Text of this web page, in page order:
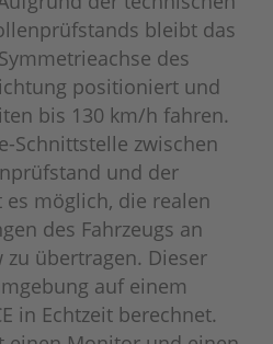
bleibt das
des
positioniert und
bis 130 km/h fahren.
Schnittstelle zwischen
und der
es möglich, die realen
des Fahrzeugs an
übertragen. Dieser
auf einem
in Echtzeit berechnet.